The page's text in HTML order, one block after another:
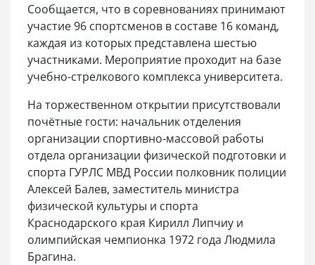
Сообщается, что в соревнованиях принимают
участие 96 спортсменов в составе 16 команд,
каждая из которых представлена шестью
участниками. Мероприятие проходит на базе
учебно-стрелкового комплекса университета.
На торжественном открытии присутствовали
почётные гости: начальник отделения
организации спортивно-массовой работы
отдела организации физической подготовки и
спорта ГУРЛС МВД России полковник полиции
Алексей Балев, заместитель министра
физической культуры и спорта
Краснодарского края Кирилл Липчиу и
олимпийская чемпионка 1972 года Людмила
Брагина.